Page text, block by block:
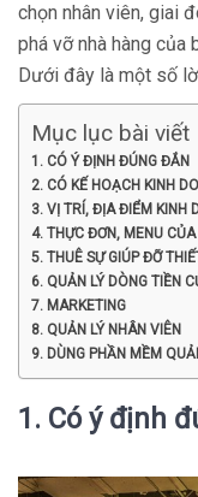
chọn nhân viên, giai
phá vỡ nhà hàng của
Dưới đây là một số
Mục lục bài viết
1. CÓ Ý ĐỊNH ĐÚNG ĐẮN
2. CÓ KẾ HOẠCH KINH
3. VỊ TRÍ, ĐỊA ĐIỂM KINH
4. THỰC ĐƠN, MENU
5. THUÊ SỰ GIÚP ĐỠ
6. QUẢN LÝ DÒNG TIỀN
7. MARKETING
8. QUẢN LÝ NHÂN VIÊN
9. DÙNG PHẦN MỀM
1. Có ý định